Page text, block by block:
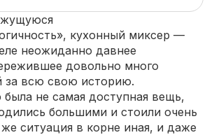
кухонный миксер —
неожиданно давнее
довольно много
за всю свою историю.
была не самая доступная вещь,
большими и стоили очень
ситуация в корне иная, и даже